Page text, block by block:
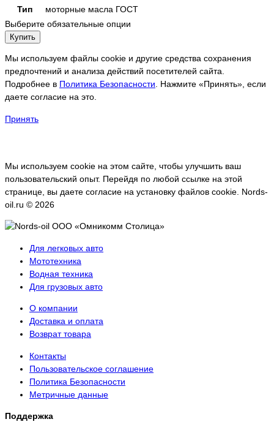
Тип
моторные масла ГОСТ
Выберите обязательные опции
Купить
Мы используем файлы cookie и другие средства сохранения
предпочтений и анализа действий посетителей сайта.
Подробнее в Политика Безопасности . Нажмите «Принять», если
даете согласие на это.
Принять
Мы используем cookie на этом сайте, чтобы улучшить ваш
пользовательский опыт. Перейдя по любой ссылке на этой
странице, вы даете согласие на установку файлов cookie. Nords-
oil.ru © 2026
Для легковых авто
Мототехника
Водная техника
Для грузовых авто
О компании
Доставка и оплата
Возврат товара
Контакты
Пользовательское соглашение
Политика Безопасности
Метричные данные
Поддержка